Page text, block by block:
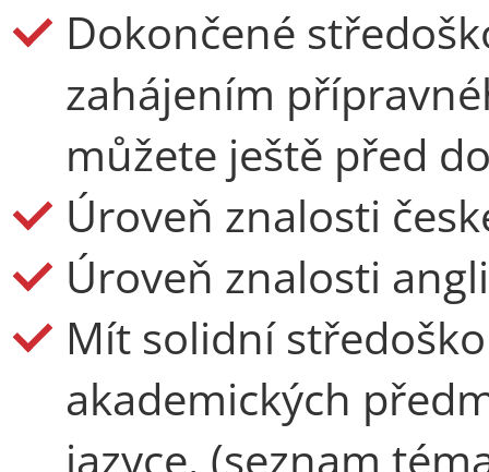
Dokončené
zahájením
můžete ještě před
Úroveň znalosti
Úroveň znalosti
Mít solidní
akademických
jazyce. (seznam